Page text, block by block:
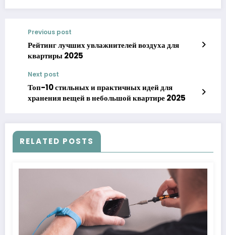
Previous post
Рейтинг лучших увлажнителей воздуха для
квартиры 2025
Next post
Топ-10 стильных и практичных идей для
хранения вещей в небольшой квартире 2025
RELATED POSTS